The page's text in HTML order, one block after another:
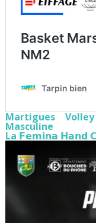
Martigues
Masculine
La 𝗙𝗲𝗺𝗶𝗻𝗮 𝗛𝗮𝗻𝗱